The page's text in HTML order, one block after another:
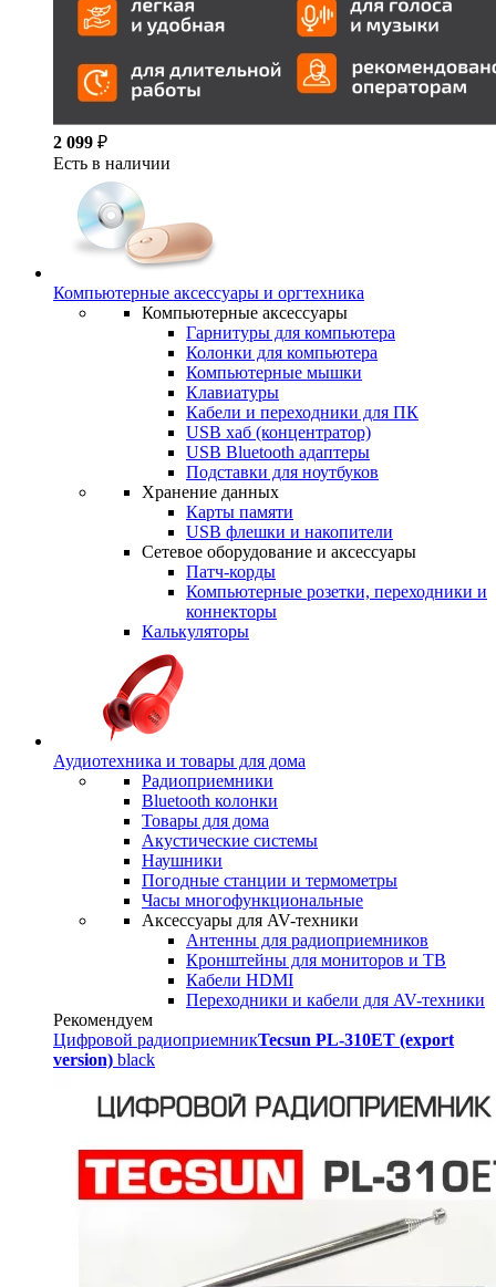
2 099 ₽
Есть в наличии
Компьютерные аксессуары и оргтехника
Компьютерные аксессуары
Гарнитуры для компьютера
Колонки для компьютера
Компьютерные мышки
Клавиатуры
Кабели и переходники для ПК
USB хаб (концентратор)
USB Bluetooth адаптеры
Подставки для ноутбуков
Хранение данных
Карты памяти
USB флешки и накопители
Сетевое оборудование и аксессуары
Патч-корды
Компьютерные розетки, переходники и
коннекторы
Калькуляторы
Аудиотехника и товары для дома
Радиоприемники
Bluetooth колонки
Товары для дома
Акустические системы
Наушники
Погодные станции и термометры
Часы многофункциональные
Аксессуары для AV-техники
Антенны для радиоприемников
Кронштейны для мониторов и ТВ
Кабели HDMI
Переходники и кабели для AV-техники
Рекомендуем
Цифровой радиоприемникTecsun PL-310ET (export
version) black